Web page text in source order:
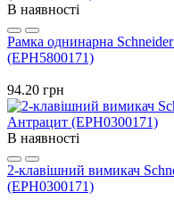
В наявності
Рамка однинарна
(EPH5800171)
94.20 грн
В наявності
2-клавішний вимикач
(EPH0300171)